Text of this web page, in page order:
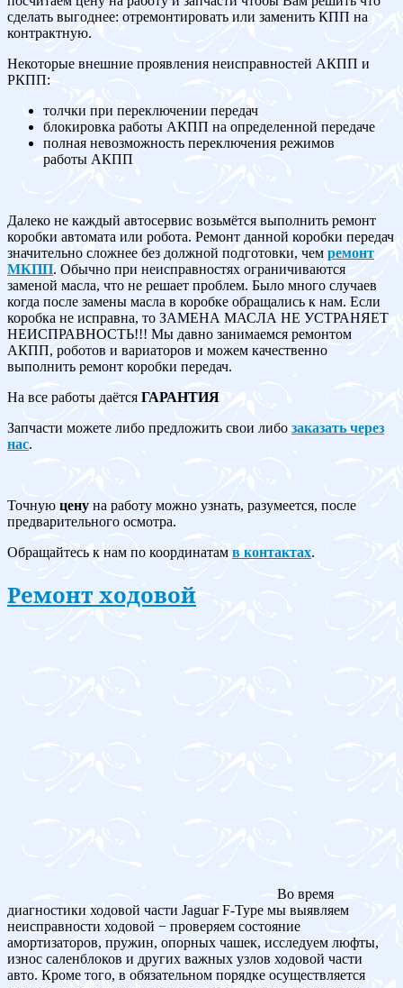
сделать выгоднее: отремонтировать или заменить КПП на
контрактную.
Некоторые внешние проявления неисправностей АКПП и
РКПП:
толчки при переключении передач
блокировка работы АКПП на определенной передаче
полная невозможность переключения режимов
работы АКПП
Далеко не каждый автосервис возьмётся выполнить ремонт
коробки автомата или робота. Ремонт данной коробки передач
значительно сложнее без должной подготовки, чем ремонт
МКПП. Обычно при неисправностях ограничиваются
заменой масла, что не решает проблем. Было много случаев
когда после замены масла в коробке обращались к нам. Если
коробка не исправна, то ЗАМЕНА МАСЛА НЕ УСТРАНЯЕТ
НЕИСПРАВНОСТЬ!!! Мы давно занимаемся ремонтом
АКПП, роботов и вариаторов и можем качественно
выполнить ремонт коробки передач.
На все работы даётсяГАРАНТИЯ
Запчасти можете либо предложить свои либо заказать через
нас.
Точную цену на работу можно узнать, разумеется, после
предварительного осмотра.
Обращайтесь к нам по координатам в контактах.
Ремонт ходовой
Во время
диагностики ходовой части Jaguar F-Type мы выявляем
неисправности ходовой − проверяем состояние
амортизаторов, пружин, опорных чашек, исследуем люфты,
износ саленблоков и других важных узлов ходовой части
авто. Кроме того, в обязательном порядке осуществляется